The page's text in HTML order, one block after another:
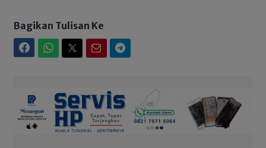
Bagikan Tulisan Ke